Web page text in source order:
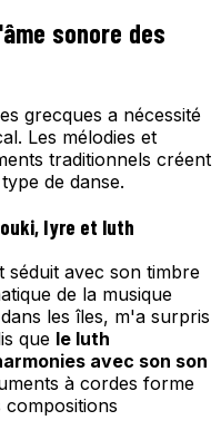
sonore des
grecques a nécessité
Les mélodies et
traditionnels créent
de danse.
lyre et luth
séduit avec son timbre
de la musique
les îles, m'a surpris
que le luth
avec son son
à cordes forme